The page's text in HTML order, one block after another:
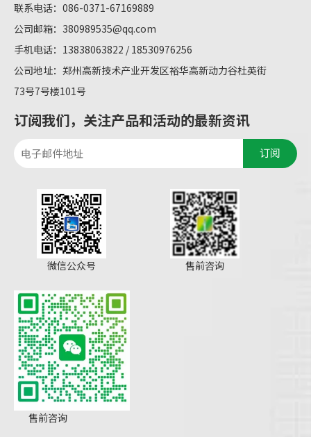
联系电话：086-0371-67169889
公司邮箱： 380989535@qq.com
手机电话：13838063822 / 18530976256
公司地址：郑州高新技术产业开发区裕华高新动力谷杜英街
73号7号楼101号
订阅我们，关注产品和活动的最新资讯
订阅
微信公众号 售前咨询
售前咨询